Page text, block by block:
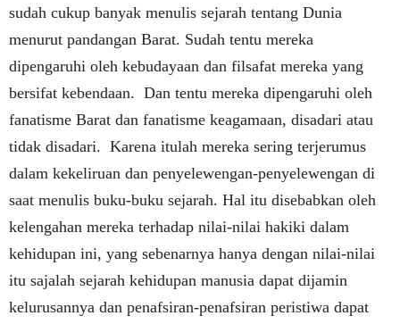
sudah cukup banyak menulis sejarah tentang Dunia
menurut pandangan Barat. Sudah tentu mereka
dipengaruhi oleh kebudayaan dan filsafat mereka yang
bersifat kebendaan. Dan tentu mereka dipengaruhi oleh
fanatisme Barat dan fanatisme keagamaan, disadari atau
tidak disadari. Karena itulah mereka sering terjerumus
dalam kekeliruan dan penyelewengan-penyelewengan di
saat menulis buku-buku sejarah. Hal itu disebabkan oleh
kelengahan mereka terhadap nilai-nilai hakiki dalam
kehidupan ini, yang sebenarnya hanya dengan nilai-nilai
itu sajalah sejarah kehidupan manusia dapat dijamin
kelurusannya dan penafsiran-penafsiran peristiwa dapat